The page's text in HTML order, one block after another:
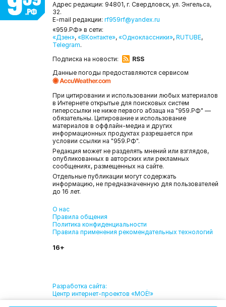
Адрес редакции: 94801, г. Свердловск, ул. Энгельса,
32.
E-mail редакции: rf959rf@yandex.ru
«959.РФ» в сети:
«Дзен», «ВКонтакте», «Одноклассники», RUTUBE,
Telegram.
Подписка на новости:
RSS
Данные погоды предоставляются сервисом
При цитировании и использовании любых материалов
в Интернете открытые для поисковых систем
гиперссылки не ниже первого абзаца на "959.РФ" —
обязательны. Цитирование и использование
материалов в оффлайн-медиа и других
информационных продуктах разрешается при
условии ссылки на "959.РФ".
Редакция может не разделять мнений или взглядов,
опубликованных в авторских или рекламных
сообщениях, размещенных на сайте.
Отдельные публикации могут содержать
информацию, не предназначенную для пользователей
до 16 лет.
О нас
Правила общения
Политика конфиденциальности
Правила применения рекомендательных технологий
16+
Разработка сайта:
Центр интернет-проектов «МОЁ!»